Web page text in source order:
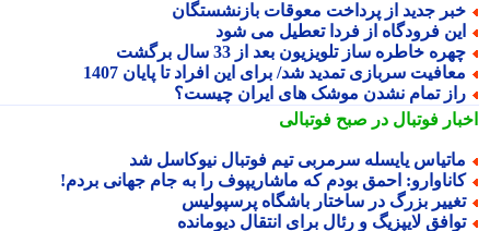
جدید از پرداخت معوقات بازنشستگان
فرودگاه از فردا تعطیل می شود
خاطره ساز تلویزیون بعد از 33 سال برگشت
سربازی تمدید شد/ برای این افراد تا پایان 1407
تمام نشدن موشک های ایران چیست؟
فوتبال در صبح فوتبالی
یایسله سرمربی تیم فوتبال نیوکاسل شد
احمق بودم که ماشاریپوف را به جام جهانی بردم!
بزرگ در ساختار باشگاه پرسپولیس
لایپزیگ و رئال برای انتقال دیومانده